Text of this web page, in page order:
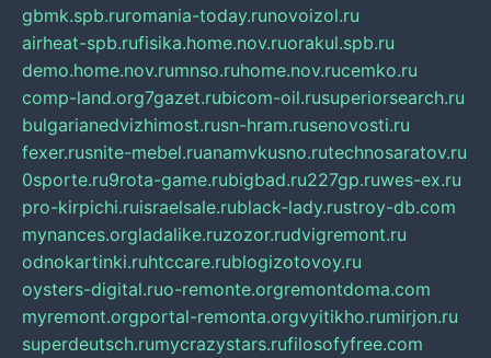
gbmk.spb.ruromania-today.runovoizol.ru
airheat-spb.rufisika.home.nov.ruorakul.spb.ru
demo.home.nov.rumnso.ruhome.nov.rucemko.ru
comp-land.org7gazet.rubicom-oil.rusuperiorsearch.ru
bulgarianedvizhimost.rusn-hram.rusenovosti.ru
fexer.rusnite-mebel.ruanamvkusno.rutechnosaratov.ru
0sporte.ru9rota-game.rubigbad.ru227gp.ruwes-ex.ru
pro-kirpichi.ruisraelsale.rublack-lady.rustroy-db.com
mynances.orgladalike.ruzozor.rudvigremont.ru
odnokartinki.ruhtccare.rublogizotovoy.ru
oysters-digital.ruo-remonte.orgremontdoma.com
myremont.orgportal-remonta.orgvyitikho.rumirjon.ru
superdeutsch.rumycrazystars.rufilosofyfree.com